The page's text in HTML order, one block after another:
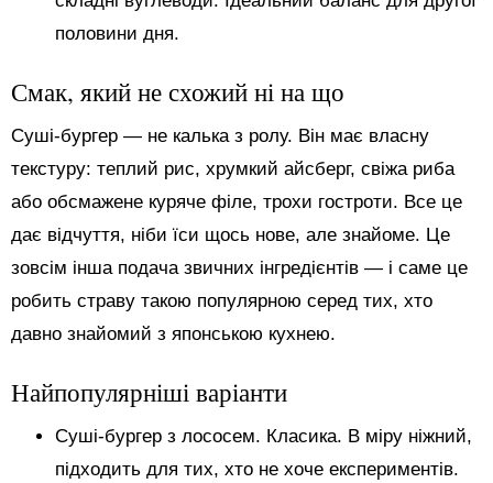
половини дня.
Смак, який не схожий ні на що
Суші-бургер — не калька з ролу. Він має власну
текстуру: теплий рис, хрумкий айсберг, свіжа риба
або обсмажене куряче філе, трохи гостроти. Все це
дає відчуття, ніби їси щось нове, але знайоме. Це
зовсім інша подача звичних інгредієнтів — і саме це
робить страву такою популярною серед тих, хто
давно знайомий з японською кухнею.
Найпопулярніші варіанти
Суші-бургер з лососем. Класика. В міру ніжний,
підходить для тих, хто не хоче експериментів.